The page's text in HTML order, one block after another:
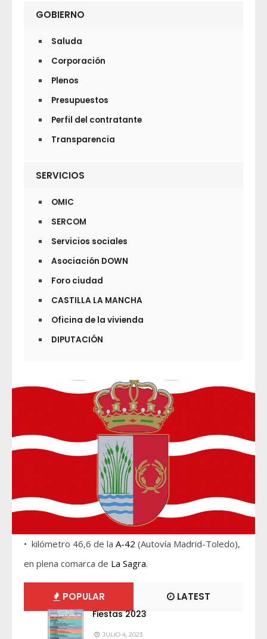
GOBIERNO
Saluda
Corporación
Plenos
Presupuestos
Perfil del contratante
Transparencia
SERVICIOS
OMIC
SERCOM
Servicios sociales
Asociación DOWN
Foro ciudad
CASTILLA LA MANCHA
Oficina de la vivienda
DIPUTACIÓN
• kilómetro 46,6 de la A-42 (Autovía Madrid-Toledo),
en plena comarca de La Sagra.
POPULAR LATEST
Fiestas 2023
JULIO 4, 2023